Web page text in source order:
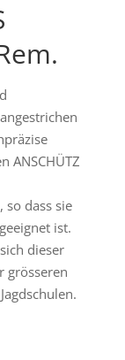
ANSCHÜTZ
dass sie
ist.
dieser
grösseren